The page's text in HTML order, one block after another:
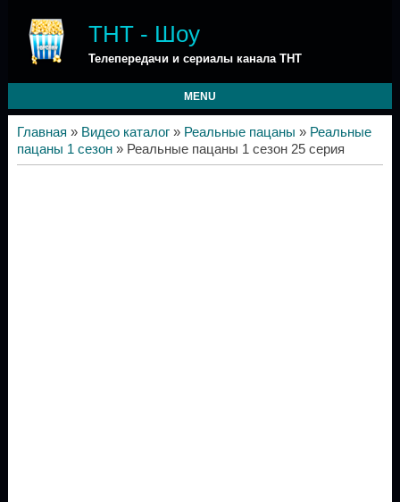
ТНТ - Шоу
Телепередачи и сериалы канала ТНТ
MENU
Главная » Видео каталог» Реальные пацаны » Реальные
пацаны 1 сезон» Реальные пацаны 1 сезон 25 серия